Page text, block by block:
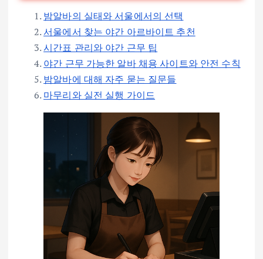
밤알바의 실태와 서울에서의 선택
서울에서 찾는 야간 아르바이트 추천
시간표 관리와 야간 근무 팁
야간 근무 가능한 알바 채용 사이트와 안전 수칙
밤알바에 대해 자주 묻는 질문들
마무리와 실전 실행 가이드